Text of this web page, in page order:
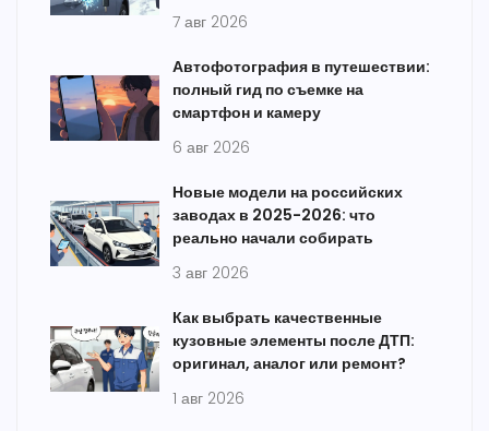
7 авг 2026
Автофотография в путешествии:
полный гид по съемке на
смартфон и камеру
6 авг 2026
Новые модели на российских
заводах в 2025-2026: что
реально начали собирать
3 авг 2026
Как выбрать качественные
кузовные элементы после ДТП:
оригинал, аналог или ремонт?
1 авг 2026